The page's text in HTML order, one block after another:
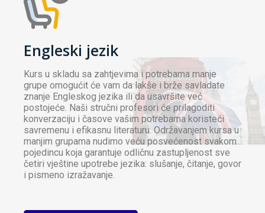
Engleski jezik
Kurs u skladu sa zahtjevima i potrebama manje
grupe omogućit će vam da lakše i brže savladate
znanje Engleskog jezika ili da usavršite već
postojeće. Naši stručni profesori će prilagoditi
konverzaciju i časove vašim potrebama koristeći
savremenu i efikasnu literaturu. Održavanjem kursa u
manjim grupama nudimo veću posvećenost svakom
pojedincu koja garantuje odličnu zastupljenost sve
četiri vještine upotrebe jezika: slušanje, čitanje, govor
i pismeno izražavanje.